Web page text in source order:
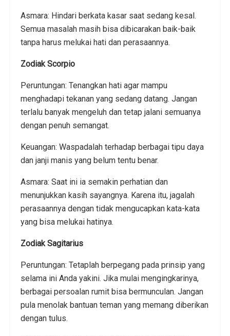
Asmara: Hindari berkata kasar saat sedang kesal.
Semua masalah masih bisa dibicarakan baik-baik
tanpa harus melukai hati dan perasaannya.
Zodiak Scorpio
Peruntungan: Tenangkan hati agar mampu
menghadapi tekanan yang sedang datang. Jangan
terlalu banyak mengeluh dan tetap jalani semuanya
dengan penuh semangat.
Keuangan: Waspadalah terhadap berbagai tipu daya
dan janji manis yang belum tentu benar.
Asmara: Saat ini ia semakin perhatian dan
menunjukkan kasih sayangnya. Karena itu, jagalah
perasaannya dengan tidak mengucapkan kata-kata
yang bisa melukai hatinya.
Zodiak Sagitarius
Peruntungan: Tetaplah berpegang pada prinsip yang
selama ini Anda yakini. Jika mulai mengingkarinya,
berbagai persoalan rumit bisa bermunculan. Jangan
pula menolak bantuan teman yang memang diberikan
dengan tulus.